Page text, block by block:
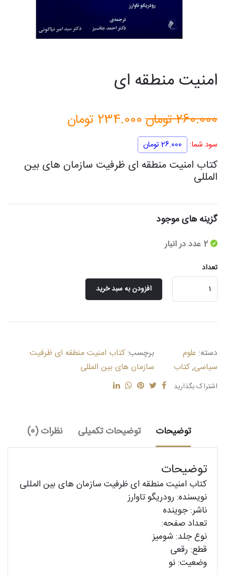
امنیت منطقه ای
260.000تومانقیمت
اصلی
260.000 تومان
234.000 تومان
سود شما: 26.000تومان
کتاب امنیت منطقه ای ظرفیت سازمان های بین
المللی
گزینه های موجود
تعداد
امنیت
منطقه
افزودن به سبد خرید
دسته: علوم
سیاسی,کتاب
برچسب:کتاب امنیت منطقه ای ظرفیت
سازمان های بین المللی
اشتراک بگذارید
توضیحات توضیحات تکمیلی نظرات (0)
توضیحات
کتاب امنیت منطقه ای ظرفیت سازمان های بین المللی
نویسنده: رودریگو تاوارز
ناشر: جوینده
تعداد صفحه:
نوع جلد: شومیز
قطع: رقعی
وضعیت: نو